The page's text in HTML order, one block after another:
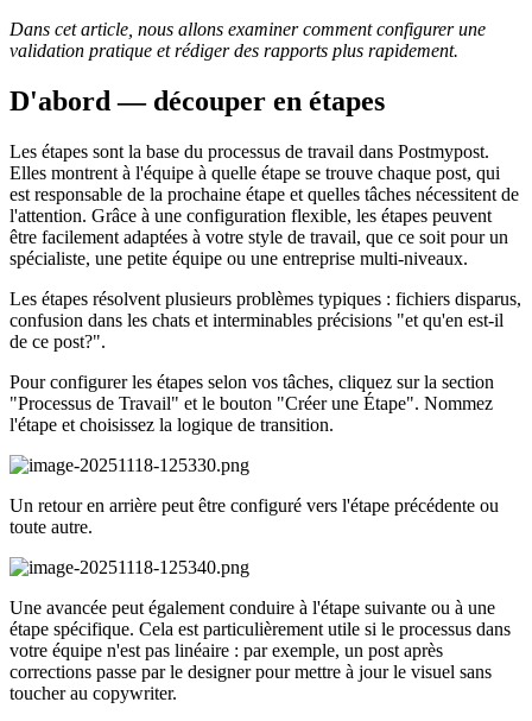
Dans cet article, nous allons examiner comment configurer une
validation pratique et rédiger des rapports plus rapidement.
D'abord — découper en étapes
Les étapes sont la base du processus de travail dans Postmypost.
Elles montrent à l'équipe à quelle étape se trouve chaque post, qui
est responsable de la prochaine étape et quelles tâches nécessitent de
l'attention. Grâce à une configuration flexible, les étapes peuvent
être facilement adaptées à votre style de travail, que ce soit pour un
spécialiste, une petite équipe ou une entreprise multi-niveaux.
Les étapes résolvent plusieurs problèmes typiques : fichiers disparus,
confusion dans les chats et interminables précisions "et qu'en est-il
de ce post?".
Pour configurer les étapes selon vos tâches, cliquez sur la section
"Processus de Travail" et le bouton "Créer une Étape". Nommez
l'étape et choisissez la logique de transition.
Un retour en arrière peut être configuré vers l'étape précédente ou
toute autre.
Une avancée peut également conduire à l'étape suivante ou à une
étape spécifique. Cela est particulièrement utile si le processus dans
votre équipe n'est pas linéaire : par exemple, un post après
corrections passe par le designer pour mettre à jour le visuel sans
toucher au copywriter.